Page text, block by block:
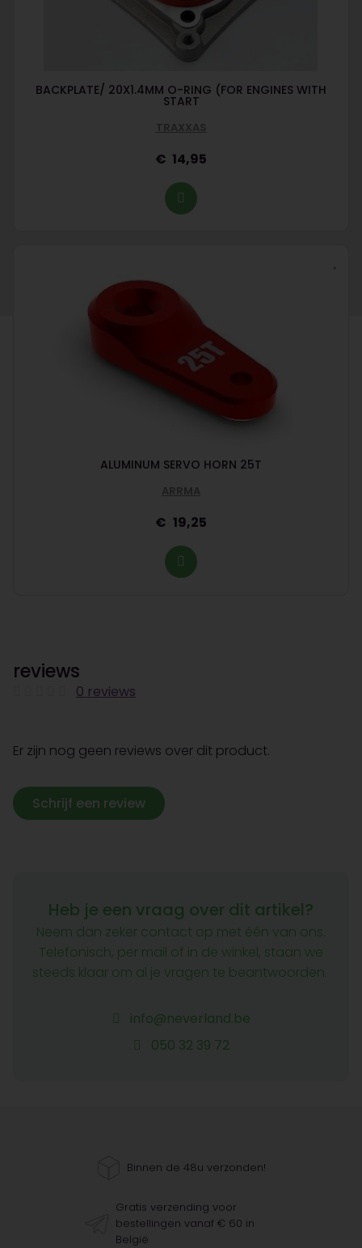
BACKPLATE/ 20X1.4MM O-RING (FOR ENGINES WITH
START
TRAXXAS
14,95
ALUMINUM SERVO HORN 25T
ARRMA
19,25
reviews
0 reviews
Er zijn nog geen reviews over dit product.
Schrijf een review
Heb je een vraag over dit artikel?
Neem dan zeker contact op met één van ons.
Telefonisch, per mail of in de winkel, staan we
steeds klaar om al je vragen te beantwoorden.
info@neverland.be
050 32 39 72
Binnen de 48u verzonden!
Gratis verzending voor
bestellingen vanaf € 60 in
België